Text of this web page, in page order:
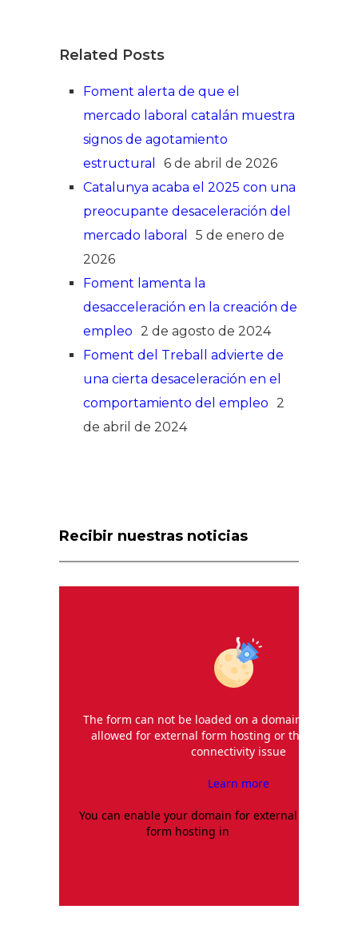
Related Posts
Foment alerta de que el
mercado laboral catalán muestra
signos de agotamiento
estructural
6 de abril de 2026
Catalunya acaba el 2025 con una
preocupante desaceleración del
mercado laboral
5 de enero de
2026
Foment lamenta la
desacceleración en la creación de
empleo 2 de agosto de 2024
Foment del Treball advierte de
una cierta desaceleración en el
comportamiento del empleo 2
de abril de 2024
Recibir nuestras noticias
The form can not be loaded on a domain that
allowed for external form hosting or there is a
connectivity issue
Learn more
You can enable your domain for external
form hosting in